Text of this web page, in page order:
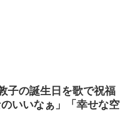
子の誕生日を歌で祝福
いいなぁ」「幸せな空